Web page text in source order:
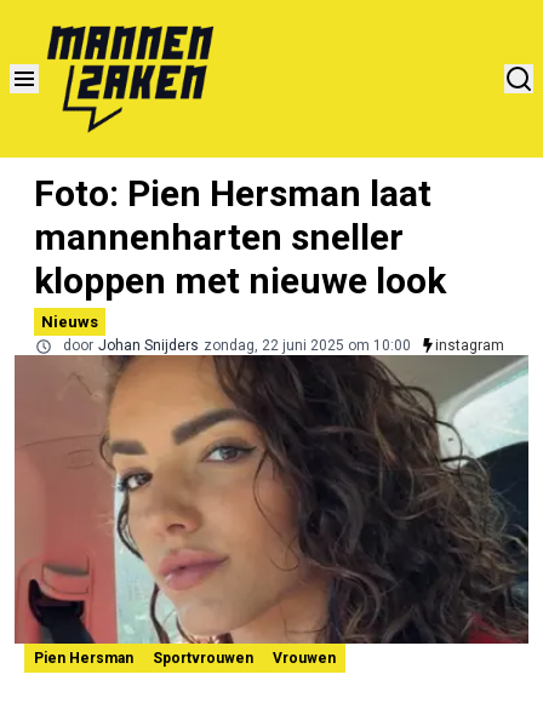
Foto: Pien Hersman laat
mannenharten sneller
kloppen met nieuwe look
Nieuws
door Johan Snijders zondag, 22 juni 2025 om 10:00 instagram
Pien Hersman Sportvrouwen Vrouwen